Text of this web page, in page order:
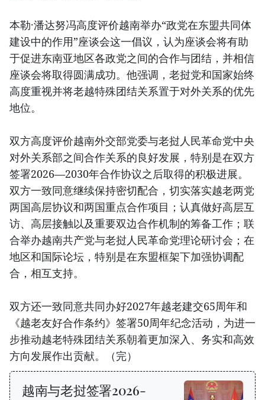
本勒·潘达努冯高度评价越南举办“政党在东盟共同体
建设中的作用”座谈会这一倡议，认为座谈会将有助
于促进东南亚地区各政党之间的合作与团结，并相信
座谈会将取得圆满成功。他强调，老挝党和国家始终
高度重视并将老越特殊团结关系置于对外关系的优先
地位。
双方高度评价越南外交部党委与老挝人民革命党中央
对外关系部之间合作关系的良好发展，特别是在双方
签署2026—2030年合作协议之后取得的积极进展。
双方一致同意继续保持密切配合，切实落实越老两党
两国高层协议和两国重点合作项目；认真做好高层互
访、高层接触以及重要双边合作机制的筹备工作；联
合举办越南共产党与老挝人民革命党理论研讨会；在
地区和国际论坛，特别是在东盟框架下加强协调配
合，相互支持。
双方还一致同意共同办好2027年越老建交65周年和
《越老友好合作条约》签署50周年纪念活动，为进一
步推动越老特殊团结关系朝着更加深入、务实和高效
方向发展作出贡献。（完）
越南与老挝签署2026-